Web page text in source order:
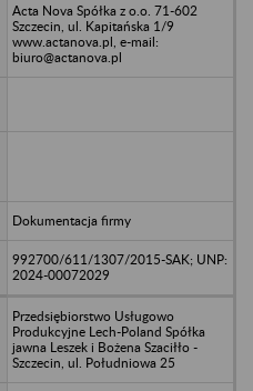
Acta Nova Spółka z o.o. 71-602
Szczecin, ul. Kapitańska 1/9
www.actanova.pl, e-mail:
biuro@actanova.pl
Dokumentacja firmy
992700/611/1307/2015-SAK; UNP:
2024-00072029
Przedsiębiorstwo Usługowo
Produkcyjne Lech-Poland Spółka
jawna Leszek i Bożena Szaciłło -
Szczecin, ul. Południowa 25